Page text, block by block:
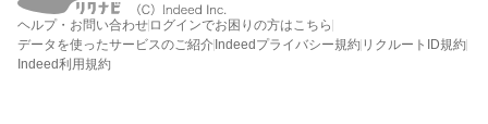
ヘルプ・お問い合わせ ログインでお困りの方はこちら
データを使ったサービスのご紹介Indeedプライバシー規約 リクルートID規約
Indeed利用規約